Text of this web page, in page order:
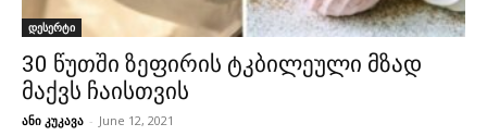
დესერტი
30 წუთში ზეფირის ტკბილეული მზად
მაქვს ჩაისთვის
ანი კუკავა - June 12, 2021